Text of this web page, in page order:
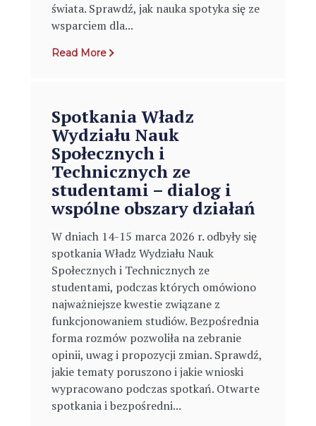
świata. Sprawdź, jak nauka spotyka się ze
wsparciem dla...
Read More
Spotkania Władz
Wydziału Nauk
Społecznych i
Technicznych ze
studentami – dialog i
wspólne obszary działań
W dniach 14-15 marca 2026 r. odbyły się
spotkania Władz Wydziału Nauk
Społecznych i Technicznych ze
studentami, podczas których omówiono
najważniejsze kwestie związane z
funkcjonowaniem studiów. Bezpośrednia
forma rozmów pozwoliła na zebranie
opinii, uwag i propozycji zmian. Sprawdź,
jakie tematy poruszono i jakie wnioski
wypracowano podczas spotkań. Otwarte
spotkania i bezpośredni...